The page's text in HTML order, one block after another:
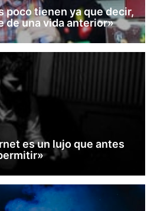
poco tienen ya que decir,
de una vida anterior»
es un lujo que antes